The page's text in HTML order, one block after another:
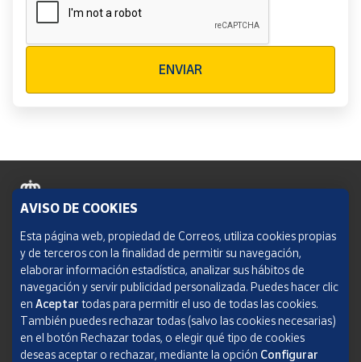
ENVIAR
Política de cookies
Aviso legal
Condiciones del servicio
Política de Privacidad Web
AVISO DE COOKIES
Esta página web, propiedad de Correos, utiliza cookies propias
y de terceros con la finalidad de permitir su navegación,
elaborar información estadística, analizar sus hábitos de
navegación y servir publicidad personalizada. Puedes hacer clic
en Aceptar todas para permitir el uso de todas las cookies.
También puedes rechazar todas (salvo las cookies necesarias)
en el botón Rechazar todas, o elegir qué tipo de cookies
deseas aceptar o rechazar, mediante la opción Configurar